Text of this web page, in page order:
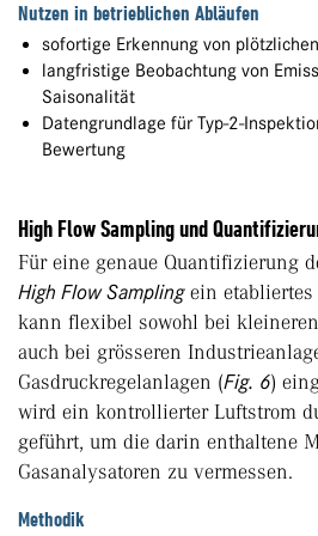
Nutzen in betrieblichen Abläufen
sofortige Erkennung von
langfristige Beobachtung von
Saisonalität
Datengrundlage für Typ-2-
Bewertung
High Flow Sampling und
Für eine genaue Quantifizierung
High Flow Samplingein etabliertes
kann flexibel sowohl bei
auch bei grösseren
Gasdruckregelanlagen (Fig. 6)
wird ein kontrollierter Luftstrom
geführt, um die darin enthaltene
Gasanalysatoren zu vermessen.
Methodik